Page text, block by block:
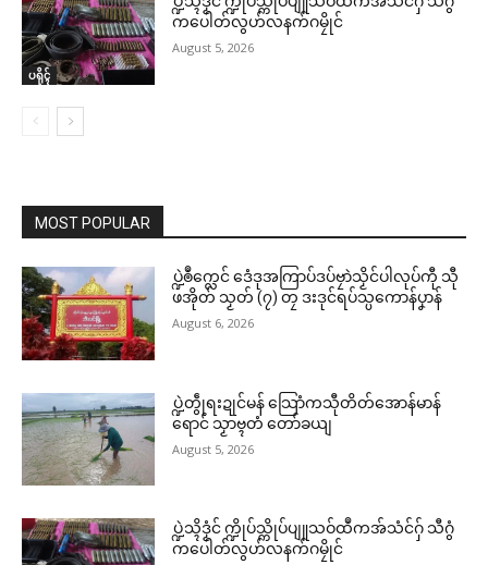
ပရိုၚ်
ကပေါတ်လွဟ်လနက်ဂမၠိုင်
August 5, 2026
MOST POPULAR
ပ္ဍဲၜဳက္လေင် ဒေံဒုအကြာပ်ဒပ်ဗၠာဲသၟိင်ပါလုပ်ကီု သီု
ဖအိုတ် သၟတ် (၇) တၠ ဒးဒုင်ရပ်သ္ပကောန်ပၞာန်
August 6, 2026
ပ္ဍဲတွဵုရးဍုင်မန် သြောံကသီုတိတ်အောန်မာန်
ရောင် သၟာဗ္ၚတံ တော်ခယျ
August 5, 2026
ပ္ဍဲသ္ၚိဒၟံင် က္ဍိုပ်သ္ကိုပ်ပျူသဝ်ထဳကအ်သံင်ဂှ် သီဂွံ
ကပေါတ်လွဟ်လနက်ဂမၠိုင်